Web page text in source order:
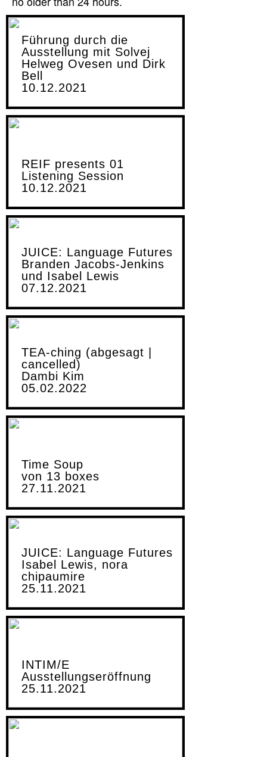
Führung durch die
Ausstellung mit Solvej
Helweg Ovesen und Dirk
Bell
10.12.2021
REIF presents 01
Listening Session
10.12.2021
JUICE: Language Futures
Branden Jacobs-Jenkins
und Isabel Lewis
07.12.2021
TEA-ching (abgesagt |
cancelled)
Dambi Kim
05.02.2022
Time Soup
von 13 boxes
27.11.2021
JUICE: Language Futures
Isabel Lewis, nora
chipaumire
25.11.2021
INTIM/E
Ausstellungseröffnung
25.11.2021